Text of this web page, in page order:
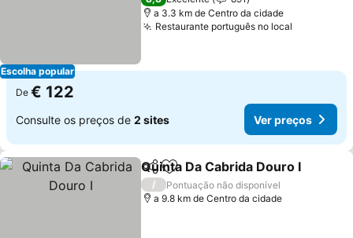
Escolha popular
a 3.3 km de Centro da cidade
Restaurante português no local
De € 122
Consulte os preços de 2 sites Ver preços
PartilharAdicionar aos favoritos
Quinta Da Cabrida Douro I
/
Pontuação não disponível
a 9.8 km de Centro da cidade